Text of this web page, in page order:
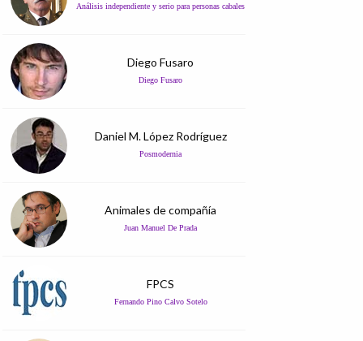
Análisis independiente y serio para personas cabales
Diego Fusaro
Diego Fusaro
Daniel M. López Rodríguez
Posmodernia
Animales de compañía
Juan Manuel De Prada
FPCS
Fernando Pino Calvo Sotelo